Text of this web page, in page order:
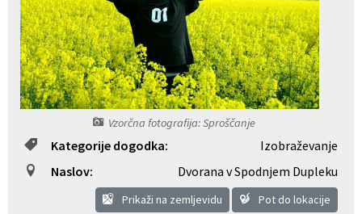
Vzorčna fotografija: Sproščanje
Kategorije dogodka:
Izobraževanje
Naslov:
Dvorana v Spodnjem Dupleku
Prikaži na zemljevidu Pot do lokacije
Občinski nagrajenci
Vaške skupnosti
Uradne ure
Vizitka
Proračun občine
Lokalne volitve
Prostorski akti občine
Kohezijski projekti